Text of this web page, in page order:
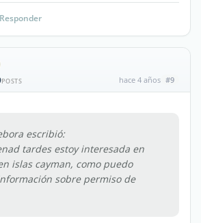
Responder
POSTS hace 4 años #9
escribió:
tardes estoy interesada en
islas cayman, como puedo
sobre permiso de